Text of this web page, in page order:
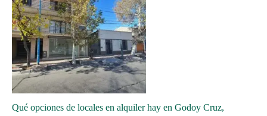
Qué opciones de locales en alquiler hay en Godoy Cruz,